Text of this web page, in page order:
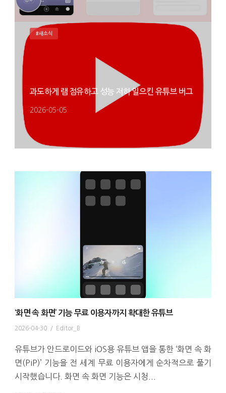
과도하게 램 점유하고 성능 저하 일으킨 유튜브 버그
2026-05-05
#새소식
‘화면 속 화면’ 기능 무료 이용자까지 확대한 유튜브
2026-04-30 / Editor_B
유튜브가 안드로이드와 iOS용 유튜브 앱을 통한 ‘화면 속 화
면(PiP)’ 기능을 전 세계 무료 이용자에게 순차적으로 풀기
시작했습니다. 화면 속 화면 기능은 시청...